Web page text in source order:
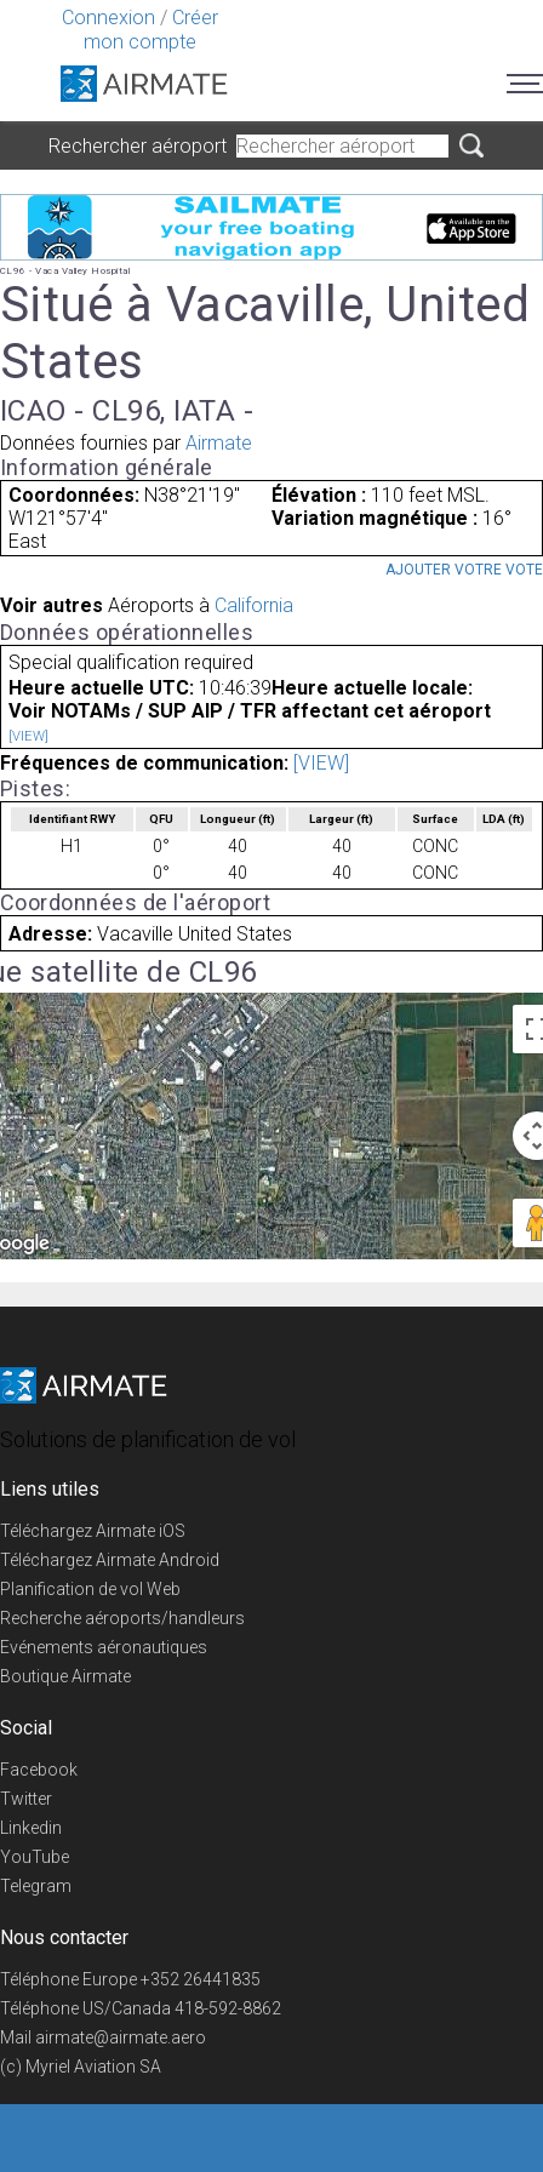
Connexion / Créer
mon compte
Rechercher aéroport
CL96 - Vaca Valley Hospital
Situé à Vacaville, United
States
ICAO - CL96, IATA -
Données fournies par Airmate
Information générale
Coordonnées: N38°21'19"
W121°57'4"
Élévation : 110 feet MSL.
Variation magnétique : 16°
East
AJOUTER VOTRE VOTE
Voir autres Aéroports à California
Données opérationnelles
Special qualification required
Heure actuelle UTC: 10:46:39 Heure actuelle locale:
Voir NOTAMs / SUP AIP / TFR affectant cet aéroport
[VIEW]
Fréquences de communication: [VIEW]
Pistes:
Identifiant RWY QFU Longueur(ft) Largeur(ft) Surface LDA(ft)
H1 0° 40 40
CONC
0°
40 40 CONC
Coordonnées de l'aéroport
Adresse: Vacaville United States
satellite de CL96
Solutions de planification de vol
Liens utiles
Téléchargez Airmate iOS
Téléchargez Airmate Android
Planification de vol Web
Recherche aéroports/handleurs
Evénements aéronautiques
Boutique Airmate
Social
Facebook
Twitter
Linkedin
YouTube
Telegram
Nous contacter
Téléphone Europe+352 26441835
Téléphone US/Canada 418-592-8862
Mail airmate@airmate.aero
(c) Myriel Aviation SA